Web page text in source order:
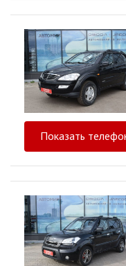
Показать